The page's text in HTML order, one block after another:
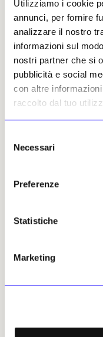
Utilizziamo i cookie
annunci, per fornire
analizzare il nostro
informazioni sul
nostri partner che si
pubblicità e social
con altre
raccolto dal tuo
delNecessari
Preferenze
Statistiche
Marketing
Raffaella Fiorella,